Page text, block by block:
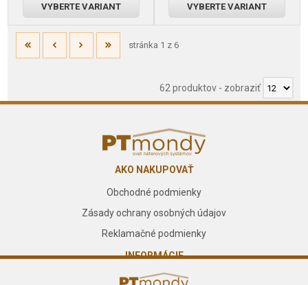
VYBERTE VARIANT VYBERTE VARIANT
stránka 1 z 6
62 produktov- zobraziť
AKO NAKUPOVAŤ
Obchodné podmienky
Zásady ochrany osobných údajov
Reklamačné podmienky
INFORMÁCIE
O nás